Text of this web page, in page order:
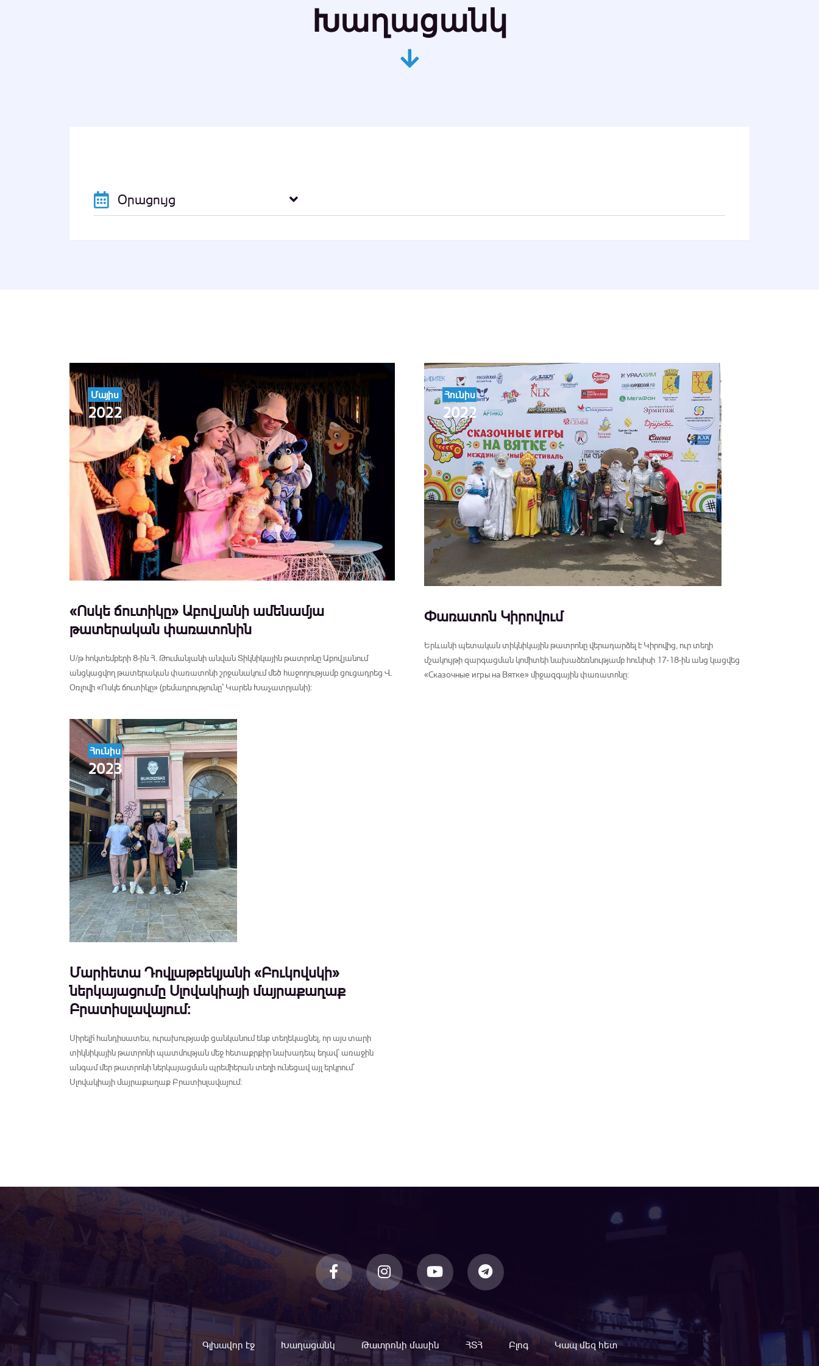
Խաղացանկ
Մայիս
2022
«Ոսկե ճուտիկը» Աբովյանի ամենամյա
թատերական փառատոնին
Ս/թ հոկտեմբերի 8-ին Հ. Թումանյանի անվան Տիկնիկային թատրոնը Աբովյանում
անցկացվող թատերական փառատոնի շրջանակում մեծ հաջողությամբ ցուցադրեց Վ.
Օռլովի «Ոսկե ճուտիկը» (բեմադրությունը՝ Կարեն Խաչատրյանի):
Հունիս
2022
Փառատոն Կիրովում
Երևանի պետական տիկնիկային թատրոնը վերադարձել է Կիրովից, ուր տեղի
մշակույթի զարգացման կոմիտեի նախաձեռնությամբ հունիսի 17-18-ին անց կացվեց
«Сказочные игры на Вятке» միջազգային փառատոնը:
Հունիս
2023
Մարիետա Դովլաթբեկյանի «Բուկովսկի»
ներկայացումը Սլովակիայի մայրաքաղաք
Բրատիսլավայում:
Սիրելի՜ հանդիսատես, ուրախությամբ ցանկանում ենք տեղեկացնել, որ այս տարի
տիկնիկային թատրոնի պատմության մեջ հետաքրքիր նախադեպ եղավ` առաջին
անգամ մեր թատրոնի ներկայացման պրեմիերան տեղի ունեցավ այլ երկրում`
Սլովակիայի մայրաքաղաք Բրատիսլավայում:
Գլխավոր էջ Խաղացանկ Թատրոնի մասին ՀՏՀ Բլոգ Կապ մեզ հետ